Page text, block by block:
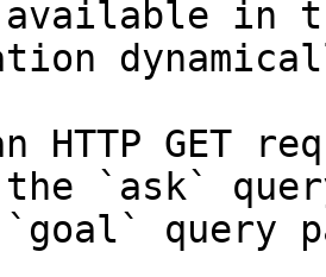
in
HTTP GET
the `ask`
query